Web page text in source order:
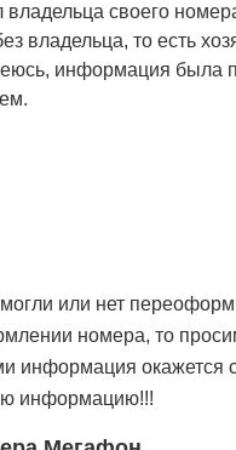
своего
владельца, то есть
информация была
или нет
номера, то
информация окажется
информацию!!!